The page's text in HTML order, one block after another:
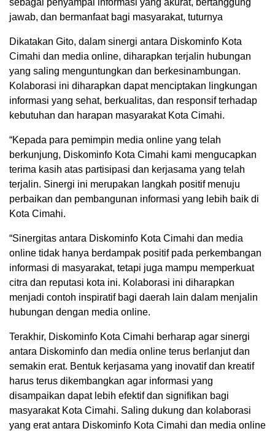
jawab, dan bermanfaat bagi masyarakat, tuturnya
Dikatakan Gito, dalam sinergi antara Diskominfo Kota
Cimahi dan media online, diharapkan terjalin hubungan
yang saling menguntungkan dan berkesinambungan.
Kolaborasi ini diharapkan dapat menciptakan lingkungan
informasi yang sehat, berkualitas, dan responsif terhadap
kebutuhan dan harapan masyarakat Kota Cimahi.
“Kepada para pemimpin media online yang telah
berkunjung, Diskominfo Kota Cimahi kami mengucapkan
terima kasih atas partisipasi dan kerjasama yang telah
terjalin. Sinergi ini merupakan langkah positif menuju
perbaikan dan pembangunan informasi yang lebih baik di
Kota Cimahi.
“Sinergitas antara Diskominfo Kota Cimahi dan media
online tidak hanya berdampak positif pada perkembangan
informasi di masyarakat, tetapi juga mampu memperkuat
citra dan reputasi kota ini. Kolaborasi ini diharapkan
menjadi contoh inspiratif bagi daerah lain dalam menjalin
hubungan dengan media online.
Terakhir, Diskominfo Kota Cimahi berharap agar sinergi
antara Diskominfo dan media online terus berlanjut dan
semakin erat. Bentuk kerjasama yang inovatif dan kreatif
harus terus dikembangkan agar informasi yang
disampaikan dapat lebih efektif dan signifikan bagi
masyarakat Kota Cimahi. Saling dukung dan kolaborasi
yang erat antara Diskominfo Kota Cimahi dan media online